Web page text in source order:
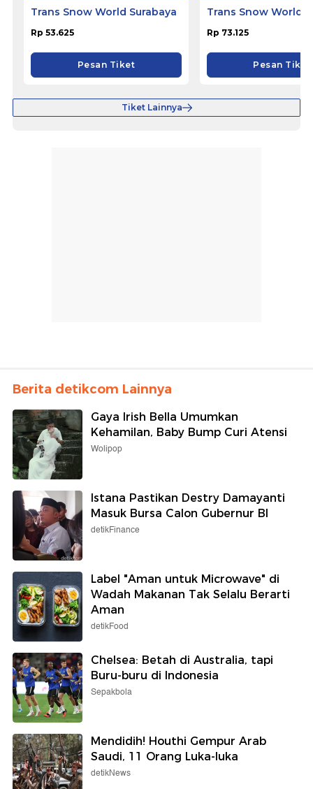
Trans Snow World Surabaya
Rp 53.625
Pesan Tiket
Trans Snow World
Rp 73.125
Pesan Tiket
Tiket Lainnya
Berita detikcom Lainnya
Gaya Irish Bella Umumkan
Kehamilan, Baby Bump Curi Atensi
Wolipop
Istana Pastikan Destry Damayanti
Masuk Bursa Calon Gubernur BI
detikFinance
Label "Aman untuk Microwave" di
Wadah Makanan Tak Selalu Berarti
Aman
detikFood
Chelsea: Betah di Australia, tapi
Buru-buru di Indonesia
Sepakbola
Mendidih! Houthi Gempur Arab
Saudi, 11 Orang Luka-luka
detikNews